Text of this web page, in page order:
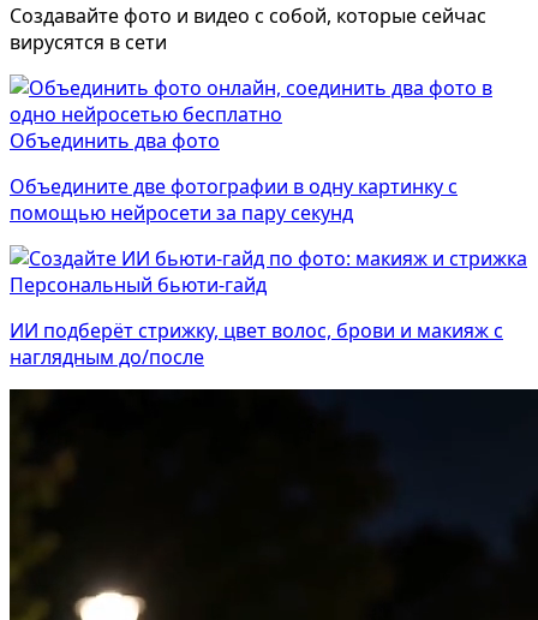
Создавайте фото и видео с собой, которые сейчас
вирусятся в сети
Объединить два фото
Объедините две фотографии в одну картинку с
помощью нейросети за пару секунд
Персональный бьюти-гайд
ИИ подберёт стрижку, цвет волос, брови и макияж с
наглядным до/после